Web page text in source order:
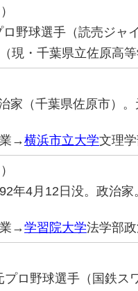
野球選手（読売ジャ
現・千葉県立佐原高
家（千葉県佐原市）
→横浜市立大学文理
年4月12日没。政治家
→学習院大学法学部
ロ野球選手（国鉄ス